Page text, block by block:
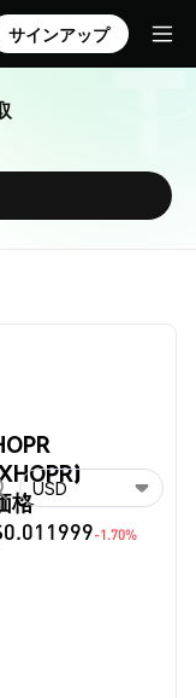
サインアップ
格
-1.70%
USD